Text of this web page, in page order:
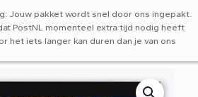
Jouw pakket wordt snel door ons ingepakt.
PostNL momenteel extra tijd nodig heeft
het iets langer kan duren dan je van ons